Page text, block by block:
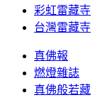
彩虹雷藏寺
台灣雷藏寺
真佛報
燃燈雜誌
真佛般若藏